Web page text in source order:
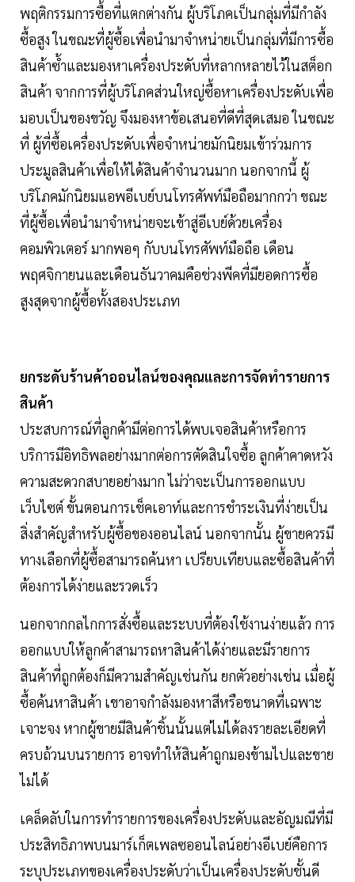
พฤติกรรมการซื้อที่แตกต่างกัน ผู้บริโภคเป็นกลุ่มที่มีกำลัง
ซื้อสูง ในขณะที่ผู้ซื้อเพื่อนำมาจำหน่ายเป็นกลุ่มที่มีการซื้อ
สินค้าซ้ำและมองหาเครื่องประดับที่หลากหลายไว้ในสต็อก
สินค้า จากการที่ผู้บริโภคส่วนใหญ่ซื้อหาเครื่องประดับเพื่อ
มอบเป็นของขวัญ จึงมองหาข้อเสนอที่ดีที่สุดเสมอ ในขณะ
ที่ ผู้ที่ซื้อเครื่องประดับเพื่อจำหน่ายมักนิยมเข้าร่วมการ
ประมูลสินค้าเพื่อให้ได้สินค้าจำนวนมาก นอกจากนี้ ผู้
บริโภคมักนิยมแอพอีเบย์บนโทรศัพท์มือถือมากกว่า ขณะ
ที่ผู้ซื้อเพื่อนำมาจำหน่ายจะเข้าสู่อีเบย์ด้วยเครื่อง
คอมพิวเตอร์ มากพอๆ กับบนโทรศัพท์มือถือ เดือน
พฤศจิกายนและเดือนธันวาคมคือช่วงพีคที่มียอดการซื้อ
สูงสุดจากผู้ซื้อทั้งสองประเภท
ยกระดับร้านค้าออนไลน์ของคุณและการจัดทำรายการ
สินค้า
ประสบการณ์ที่ลูกค้ามีต่อการได้พบเจอสินค้าหรือการ
บริการมีอิทธิพลอย่างมากต่อการตัดสินใจซื้อ ลูกค้าคาดหวัง
ความสะดวกสบายอย่างมาก ไม่ว่าจะเป็นการออกแบบ
เว็บไซต์ ขั้นตอนการเช็คเอาท์และการชำระเงินที่ง่ายเป็น
สิ่งสำคัญสำหรับผู้ซื้อของออนไลน์ นอกจากนั้น ผู้ขายควรมี
ทางเลือกที่ผู้ซื้อสามารถค้นหา เปรียบเทียบและซื้อสินค้าที่
ต้องการได้ง่ายและรวดเร็ว
นอกจากกลไกการสั่งซื้อและระบบที่ต้องใช้งานง่ายแล้ว การ
ออกแบบให้ลูกค้าสามารถหาสินค้าได้ง่ายและมีรายการ
สินค้าที่ถูกต้องก็มีความสำคัญเช่นกัน ยกตัวอย่างเช่น เมื่อผู้
ซื้อค้นหาสินค้า เขาอาจกำลังมองหาสีหรือขนาดที่เฉพาะ
เจาะจง หากผู้ขายมีสินค้าชิ้นนั้นแต่ไม่ได้ลงรายละเอียดที่
ครบถ้วนบนรายการ อาจทำให้สินค้าถูกมองข้ามไปและขาย
ไม่ได้
เคล็ดลับในการทำรายการของเครื่องประดับและอัญมณีที่มี
ประสิทธิภาพบนมาร์เก็ตเพลซออนไลน์อย่างอีเบย์คือการ
ระบุประเภทของเครื่องประดับว่าเป็นเครื่องประดับชั้นดี